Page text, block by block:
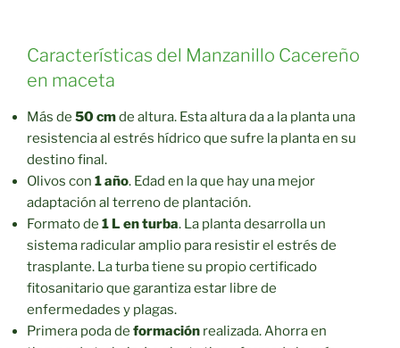
Características del Manzanillo Cacereño
en maceta
Más de 50 cmde altura. Esta altura da a la planta una
resistencia al estrés hídrico que sufre la planta en su
destino final.
Olivos con 1 año. Edad en la que hay una mejor
adaptación al terreno de plantación.
Formato de 1 L en turba. La planta desarrolla un
sistema radicular amplio para resistir el estrés de
trasplante. La turba tiene su propio certificado
fitosanitario que garantiza estar libre de
enfermedades y plagas.
Primera poda de formación realizada. Ahorra en